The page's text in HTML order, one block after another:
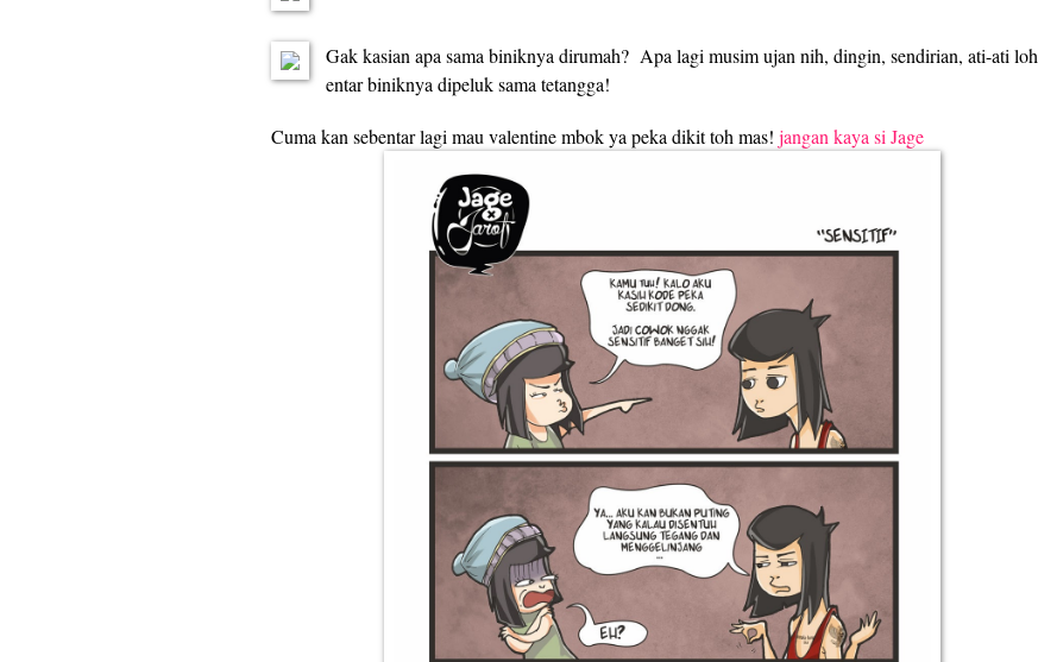
Gak kasian apa sama biniknya dirumah? Apa lagi musim ujan nih, dingin, sendirian, ati-ati loh
entar biniknya dipeluk sama tetangga!
Cuma kan sebentar lagi mau valentine mbok ya peka dikit toh mas! jangan kaya si Jage